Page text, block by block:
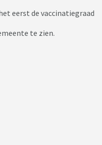
eerst de vaccinatiegraad
te zien.